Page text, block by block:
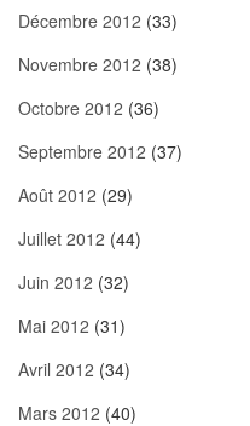
Décembre 2012 (33)
Novembre 2012 (38)
Octobre 2012 (36)
Septembre 2012 (37)
Août 2012 (29)
Juillet 2012 (44)
Juin 2012 (32)
Mai 2012 (31)
Avril 2012 (34)
Mars 2012 (40)